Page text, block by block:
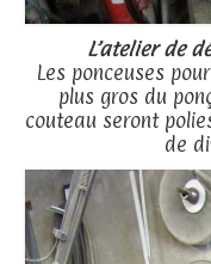
L’atelier de
Les ponceuses
plus gros du
couteau seront
de